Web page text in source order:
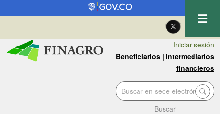
Pasar al contenido principal
| Eng
Iniciar sesión
Beneficiarios | Intermediarios
financieros
Buscar